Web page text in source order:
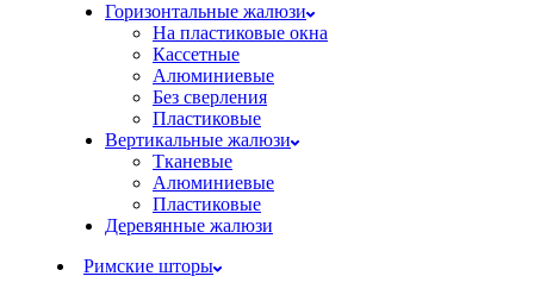
Горизонтальные жалюзи
На пластиковые окна
Кассетные
Алюминиевые
Без сверления
Пластиковые
Вертикальные жалюзи
Тканевые
Алюминиевые
Пластиковые
Деревянные жалюзи
Римские шторы